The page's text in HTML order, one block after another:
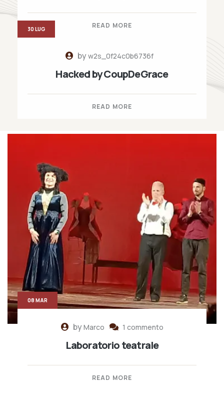
READ MORE
byw2s_0f24c0b6736f
Hacked by CoupDeGrace
READ MORE
30 LUG
byMarco 1 commento
Laboratorio teatrale
READ MORE
08 MAR